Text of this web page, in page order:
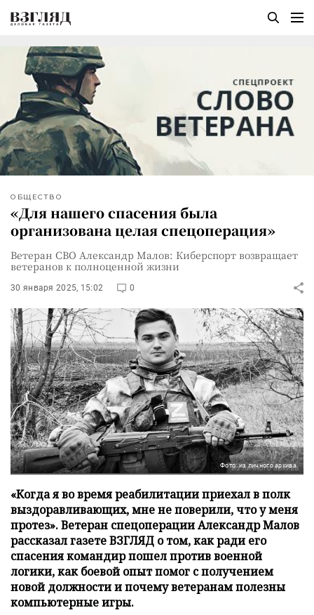
ОБЩЕСТВО
«Для нашего спасения была
организована целая спецоперация»
Ветеран СВО Александр Малов: Киберспорт возвращает
ветеранов к полноценной жизни
30 января 2025, 15:02 0
Фото: из личного архива
«Когда я во время реабилитации приехал в полк
выздоравливающих, мне не поверили, что у меня
протез». Ветеран спецоперации Александр Малов
рассказал газете ВЗГЛЯД о том, как ради его
спасения командир пошел против военной
логики, как боевой опыт помог с получением
новой должности и почему ветеранам полезны
компьютерные игры.